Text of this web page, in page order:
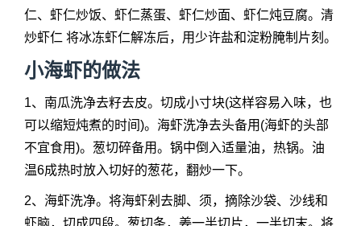
仁、虾仁炒饭、虾仁蒸蛋、虾仁炒面、虾仁炖豆腐。清
炒虾仁 将冰冻虾仁解冻后，用少许盐和淀粉腌制片刻。
小海虾的做法
1、南瓜洗净去籽去皮。切成小寸块(这样容易入味，也
可以缩短炖煮的时间)。海虾洗净去头备用(海虾的头部
不宜食用)。葱切碎备用。锅中倒入适量油，热锅。油
温6成热时放入切好的葱花，翻炒一下。
2、海虾洗净。将海虾剁去脚、须，摘除沙袋、沙线和
虾脑，切成四段。葱切条，姜一半切片，一半切末。将